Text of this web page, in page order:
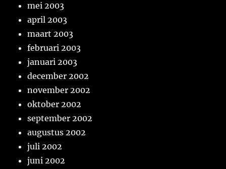
mei 2003
april 2003
maart 2003
februari 2003
januari 2003
december 2002
november 2002
oktober 2002
september 2002
augustus 2002
juli 2002
juni 2002